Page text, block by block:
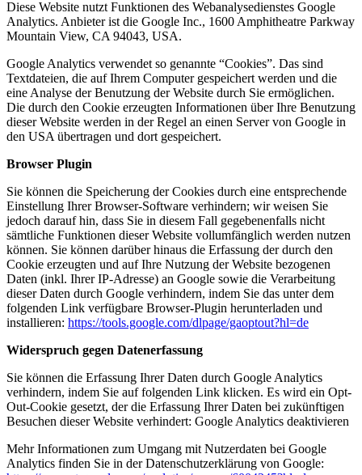
Diese Website nutzt Funktionen des Webanalysedienstes Google
Analytics. Anbieter ist die Google Inc., 1600 Amphitheatre Parkway
Mountain View, CA 94043, USA.
Google Analytics verwendet so genannte “Cookies”. Das sind
Textdateien, die auf Ihrem Computer gespeichert werden und die
eine Analyse der Benutzung der Website durch Sie ermöglichen.
Die durch den Cookie erzeugten Informationen über Ihre Benutzung
dieser Website werden in der Regel an einen Server von Google in
den USA übertragen und dort gespeichert.
Browser Plugin
Sie können die Speicherung der Cookies durch eine entsprechende
Einstellung Ihrer Browser-Software verhindern; wir weisen Sie
jedoch darauf hin, dass Sie in diesem Fall gegebenenfalls nicht
sämtliche Funktionen dieser Website vollumfänglich werden nutzen
können. Sie können darüber hinaus die Erfassung der durch den
Cookie erzeugten und auf Ihre Nutzung der Website bezogenen
Daten (inkl. Ihrer IP-Adresse) an Google sowie die Verarbeitung
dieser Daten durch Google verhindern, indem Sie das unter dem
folgenden Link verfügbare Browser-Plugin herunterladen und
installieren: https://tools.google.com/dlpage/gaoptout?hl=de
Widerspruch gegen Datenerfassung
Sie können die Erfassung Ihrer Daten durch Google Analytics
verhindern, indem Sie auf folgenden Link klicken. Es wird ein Opt-
Out-Cookie gesetzt, der die Erfassung Ihrer Daten bei zukünftigen
Besuchen dieser Website verhindert: Google Analytics deaktivieren
Mehr Informationen zum Umgang mit Nutzerdaten bei Google
Analytics finden Sie in der Datenschutzerklärung von Google: